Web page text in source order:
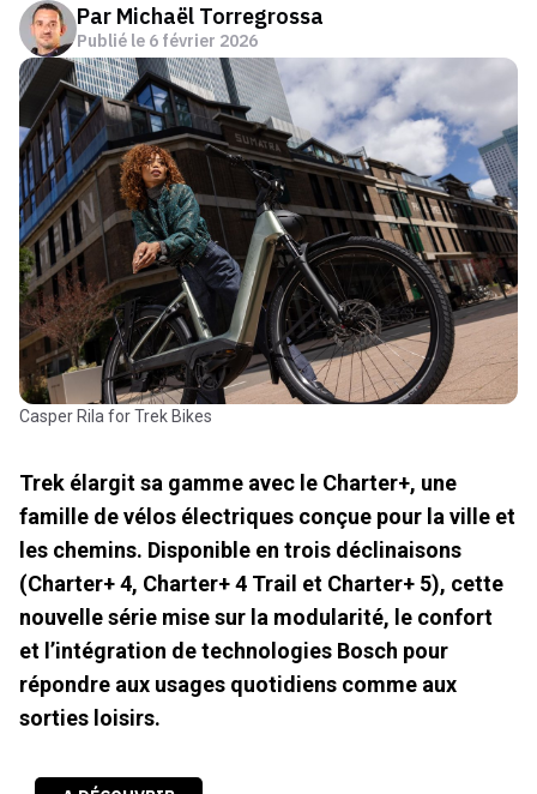
Par Michaël Torregrossa
Publié le 6 février 2026
Casper Rila for Trek Bikes
Trek élargit sa gamme avec le Charter+, une
famille de vélos électriques conçue pour la ville et
les chemins. Disponible en trois déclinaisons
(Charter+ 4, Charter+ 4 Trail et Charter+ 5), cette
nouvelle série mise sur la modularité, le confort
et l’intégration de technologies Bosch pour
répondre aux usages quotidiens comme aux
sorties loisirs.